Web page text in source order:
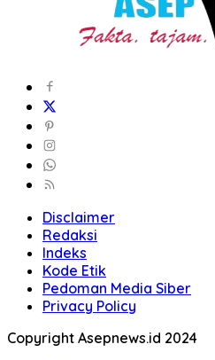
Disclaimer
Redaksi
Indeks
Kode Etik
Pedoman Media Siber
Privacy Policy
Copyright Asepnews.id 2024